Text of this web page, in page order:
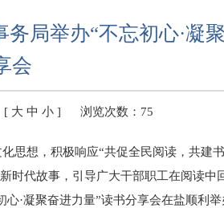
局举办“不忘初心·凝
会
[ 大 中 小 ] 浏览次数： 75
思想，积极响应“共促全民阅读，共建
时代故事，引导广大干部职工在阅读中
·凝聚奋进力量”读书分享会在盐顺利